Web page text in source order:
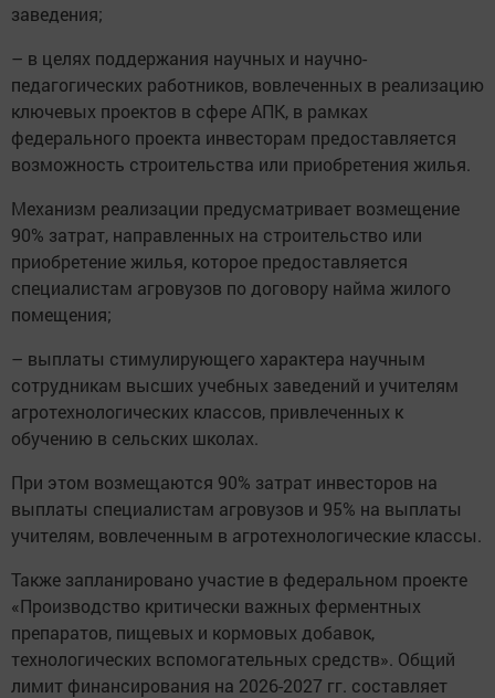
заведения;
– в целях поддержания научных и научно-
педагогических работников, вовлеченных в реализацию
ключевых проектов в сфере АПК, в рамках
федерального проекта инвесторам предоставляется
возможность строительства или приобретения жилья.
Механизм реализации предусматривает возмещение
90% затрат, направленных на строительство или
приобретение жилья, которое предоставляется
специалистам агровузов по договору найма жилого
помещения;
– выплаты стимулирующего характера научным
сотрудникам высших учебных заведений и учителям
агротехнологических классов, привлеченных к
обучению в сельских школах.
При этом возмещаются 90% затрат инвесторов на
выплаты специалистам агровузов и 95% на выплаты
учителям, вовлеченным в агротехнологические классы.
Также запланировано участие в федеральном проекте
«Производство критически важных ферментных
препаратов, пищевых и кормовых добавок,
технологических вспомогательных средств». Общий
лимит финансирования на 2026-2027 гг. составляет